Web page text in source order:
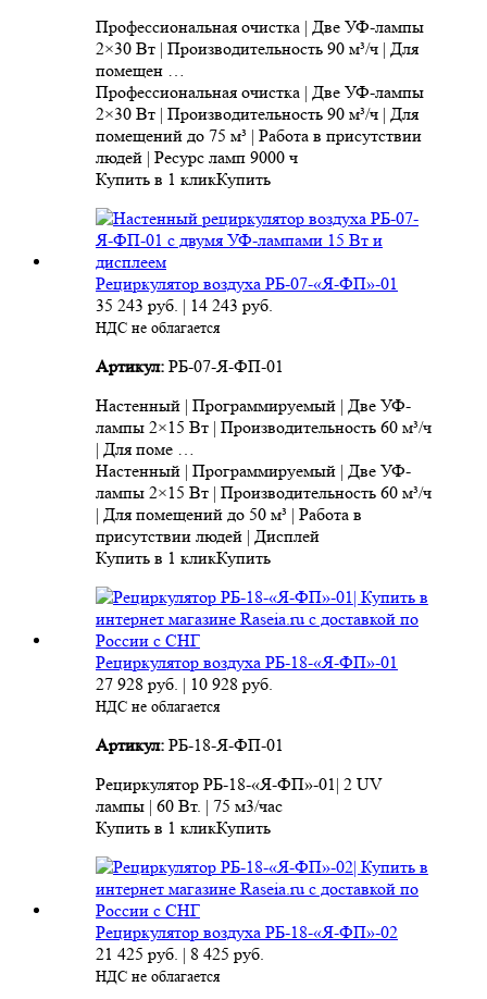
Профессиональная очистка | Две УФ-лампы
2×30 Вт | Производительность 90 м³/ч | Для
помещен …
Профессиональная очистка | Две УФ-лампы
2×30 Вт | Производительность 90 м³/ч | Для
помещений до 75 м³ | Работа в присутствии
людей | Ресурс ламп 9000 ч
Купить в 1 кликКупить
Рециркулятор воздуха РБ-07-«Я-ФП»-01
35 243 руб. | 14 243 руб.
НДС не облагается
Артикул: РБ-07-Я-ФП-01
Настенный | Программируемый | Две УФ-
лампы 2×15 Вт | Производительность 60 м³/ч
| Для поме …
Настенный | Программируемый | Две УФ-
лампы 2×15 Вт | Производительность 60 м³/ч
| Для помещений до 50 м³ | Работа в
присутствии людей | Дисплей
Купить в 1 кликКупить
Рециркулятор воздуха РБ-18-«Я-ФП»-01
27 928 руб. | 10 928 руб.
НДС не облагается
Артикул: РБ-18-Я-ФП-01
Рециркулятор РБ-18-«Я-ФП»-01| 2 UV
лампы | 60 Вт. | 75 м3/час
Купить в 1 кликКупить
Рециркулятор воздуха РБ-18-«Я-ФП»-02
21 425 руб. | 8 425 руб.
НДС не облагается